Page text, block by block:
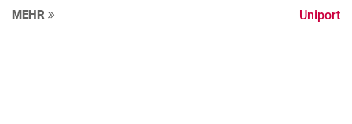
MEHR Uniport